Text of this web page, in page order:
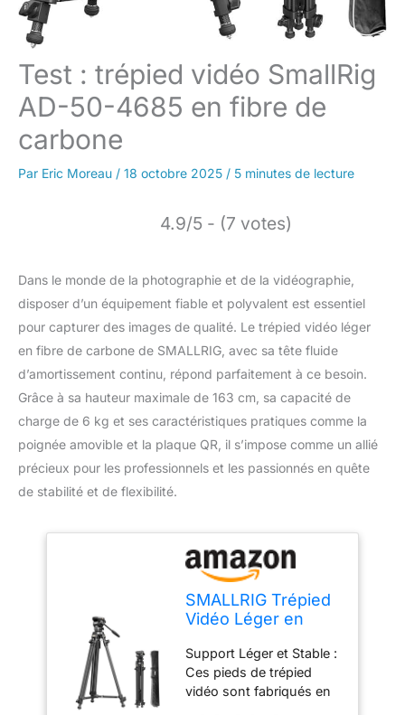
Test : trépied vidéo SmallRig
AD-50-4685 en fibre de
carbone
Par Eric Moreau / 18 octobre 2025 / 5 minutes de lecture
4.9/5 - (7 votes)
Dans le monde de la photographie et de la vidéographie,
disposer d’un équipement fiable et polyvalent est essentiel
pour capturer des images de qualité. Le trépied vidéo léger
en fibre de carbone de SMALLRIG, avec sa tête fluide
d’amortissement continu, répond parfaitement à ce besoin.
Grâce à sa hauteur maximale de 163 cm, sa capacité de
charge de 6 kg et ses caractéristiques pratiques comme la
poignée amovible et la plaque QR, il s’impose comme un allié
précieux pour les professionnels et les passionnés en quête
de stabilité et de flexibilité.
SMALLRIG Trépied
Vidéo Léger en
avec Tête Fluide
d'Amortissement
Continu, 163cm
Support Léger et Stable :
Ces pieds de trépied
vidéo sont fabriqués en